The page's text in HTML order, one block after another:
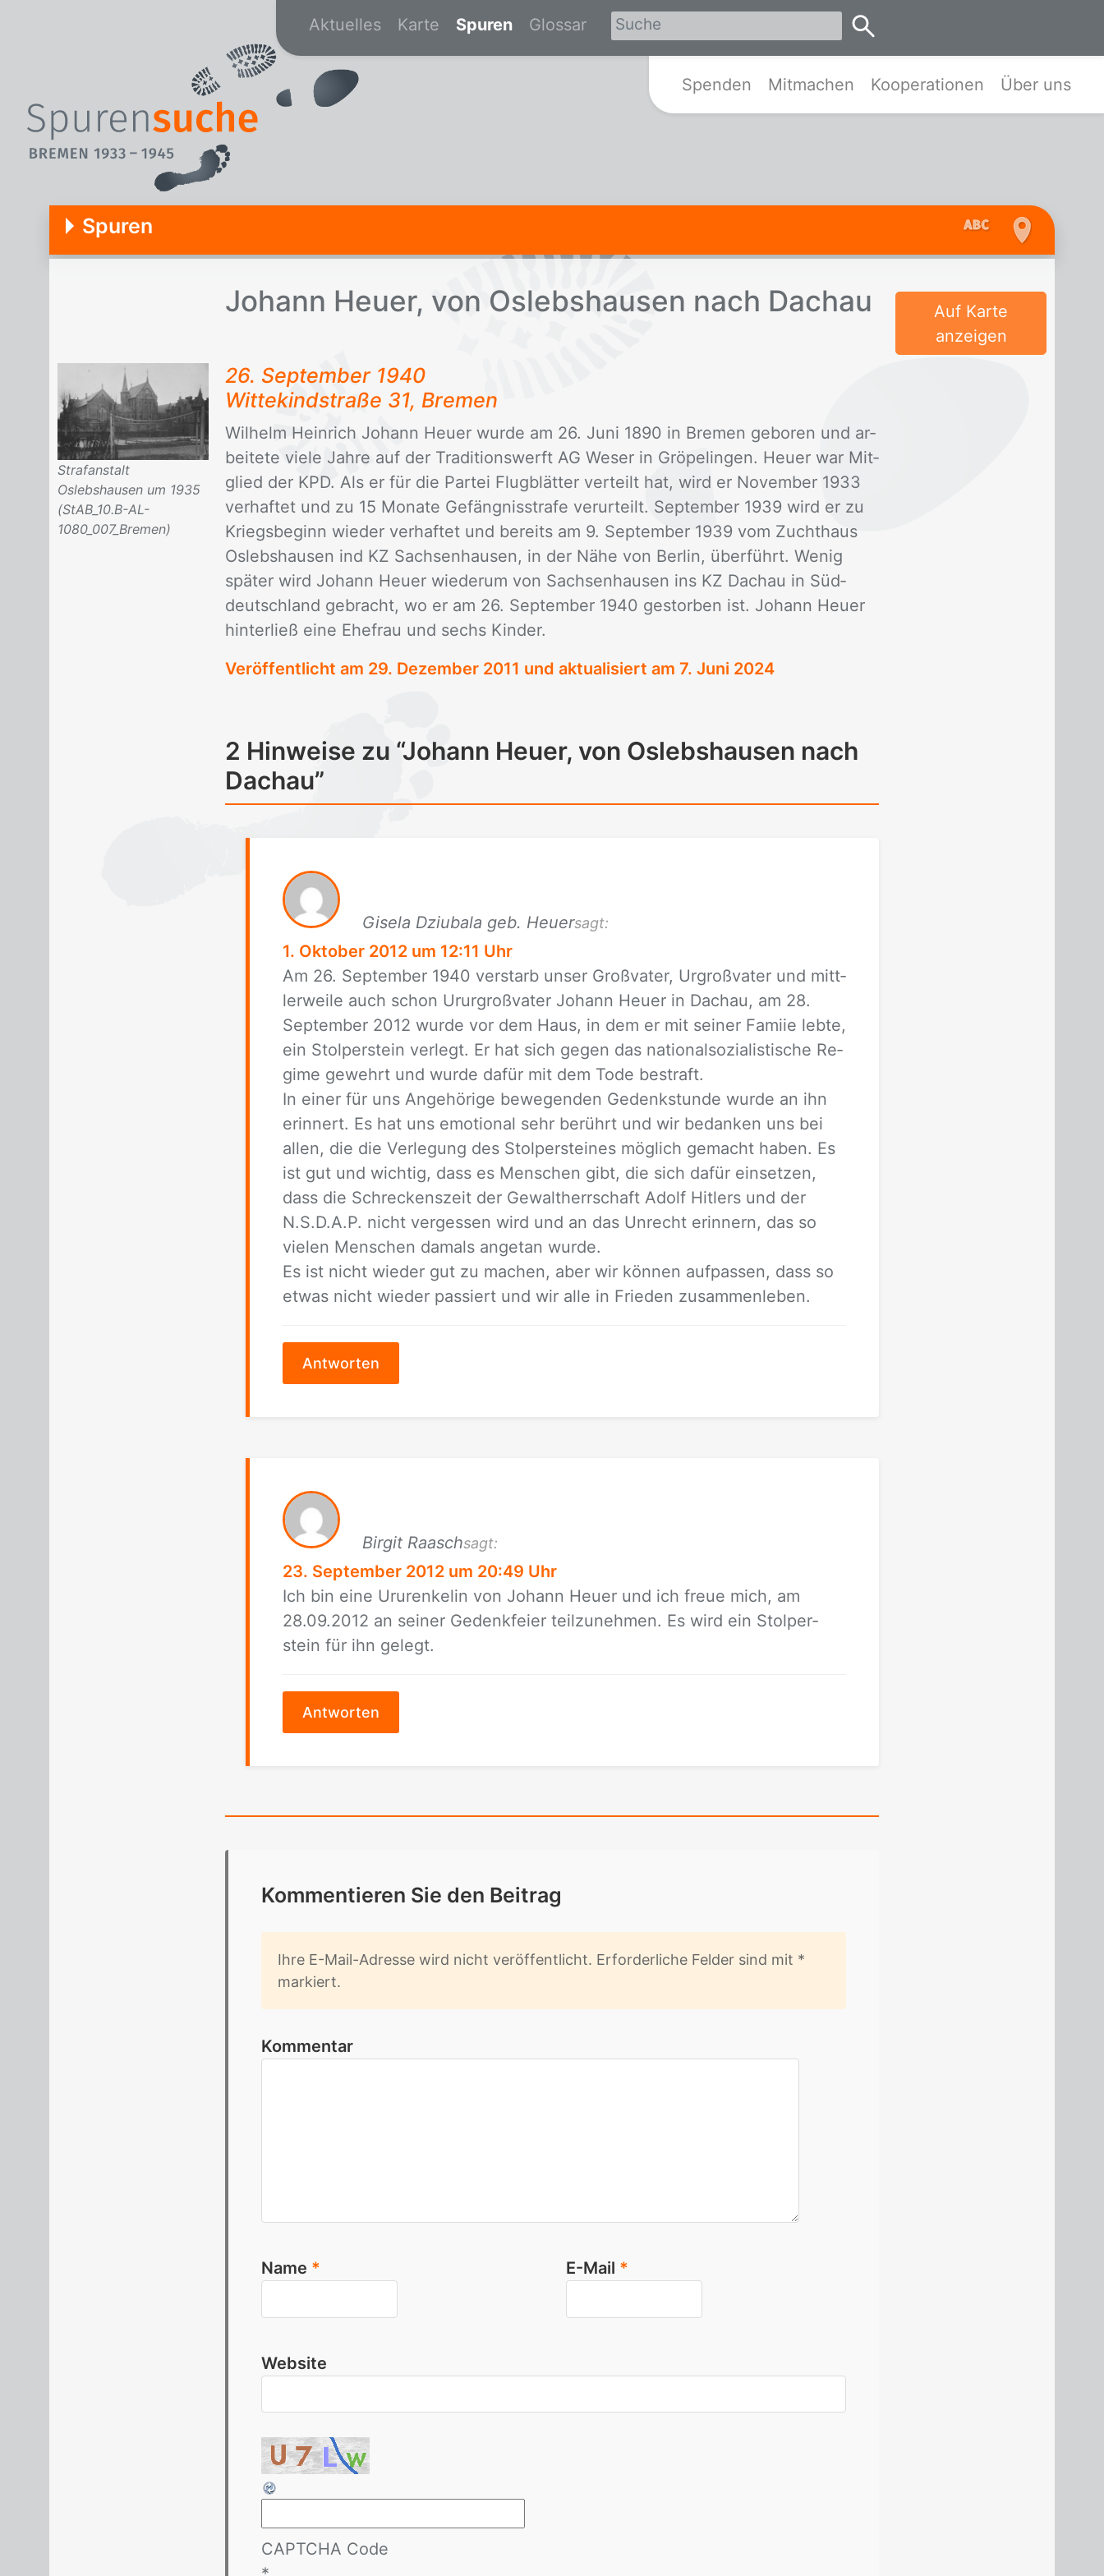
Zur Startseite von Spurensuche-Bremen
Aktuelles Karte Spuren Glossar
Spenden Mitmachen Kooperationen Über uns
Spuren
Jo­hann Heu­er, von Os­lebs­hau­sen nach Dach­au
Auf Karte
anzeigen
Strafanstalt
Oslebshausen um 1935
(StAB_10.B-AL-
1080_007_Bremen)
26. Sep­tem­ber 1940
Wit­te­kind­stra­ße 31, Bre­men
Wil­helm Hein­rich Jo­hann Heu­er wur­de am 26. Juni 1890 in Bre­men ge­bo­ren und ar­
bei­te­te vie­le Jah­re auf der Tra­di­ti­ons­werft AG We­ser in Grö­pe­lin­gen. Heu­er war Mit­
glied der KPD. Als er für die Par­tei Flug­blät­ter ver­teilt hat, wird er No­vem­ber 1933
ver­haf­tet und zu 15 Mo­na­te Ge­fäng­nis­stra­fe ver­ur­teilt. Sep­tem­ber 1939 wird er zu
Kriegs­be­ginn wie­der ver­haf­tet und be­reits am 9. Sep­tem­ber 1939 vom Zucht­haus
Os­lebs­hau­sen ind KZ Sach­sen­hau­sen, in der Nähe von Ber­lin, über­führt. We­nig
spä­ter wird Jo­hann Heu­er wie­der­um von Sach­sen­hau­sen ins KZ Dach­au in Süd­
deutsch­land ge­bracht, wo er am 26. Sep­tem­ber 1940 ge­stor­ben ist. Jo­hann Heu­er
hin­ter­ließ eine Ehe­frau und sechs Kin­der.
Veröffentlicht am 29. Dezember 2011 und aktualisiert am 7. Juni 2024
2 Hinweise zu “Johann Heuer, von Oslebshausen nach
Dachau”
Gisela Dziubala geb. Heuersagt:
1. Oktober 2012 um 12:11 Uhr
Am 26. Sep­tem­ber 1940 ver­starb un­ser Groß­va­ter, Ur­groß­va­ter und mitt­
ler­wei­le auch schon Ur­ur­groß­va­ter Jo­hann Heu­er in Dach­au, am 28.
Sep­tem­ber 2012 wur­de vor dem Haus, in dem er mit sei­ner Fa­mi­ie leb­te,
ein Stol­per­stein ver­legt. Er hat sich ge­gen das na­tio­nal­so­zia­lis­ti­sche Re­
gime ge­wehrt und wur­de da­für mit dem Tode be­straft.
In ei­ner für uns An­ge­hö­ri­ge be­we­gen­den Ge­denk­stun­de wur­de an ihn
er­in­nert. Es hat uns emo­tio­nal sehr be­rührt und wir be­dan­ken uns bei
al­len, die die Ver­le­gung des Stol­per­stei­nes mög­lich ge­macht ha­ben. Es
ist gut und wich­tig, dass es Men­schen gibt, die sich da­für ein­set­zen,
dass die Schre­ckens­zeit der Ge­walt­herr­schaft Adolf Hit­lers und der
N.S.D.A.P. nicht ver­ges­sen wird und an das Un­recht er­in­nern, das so
vie­len Men­schen da­mals an­ge­tan wur­de.
Es ist nicht wie­der gut zu ma­chen, aber wir kön­nen auf­pas­sen, dass so
et­was nicht wie­der pas­siert und wir alle in Frie­den zu­sam­men­le­ben.
Antworten
Birgit Raaschsagt:
23. September 2012 um 20:49 Uhr
Ich bin eine Ur­ur­en­ke­lin von Jo­hann Heu­er und ich freue mich, am
28.09.2012 an sei­ner Ge­denk­fei­er teil­zu­neh­men. Es wird ein Stol­per­
stein für ihn ge­legt.
Antworten
Kom­men­tie­ren Sie den Bei­trag
Ihre E-Mail-Adres­se wird nicht ver­öf­fent­licht. Er­for­der­li­che Fel­der sind mit *
mar­kiert.
Kommentar
Name * E-Mail *
Website
CAPTCHA Code